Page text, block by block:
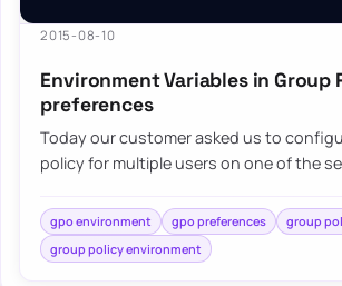
2015-08-10
Environment Variables in Group
preferences
Today our customer asked us to
policy for multiple users on one of the
gpo environment gpo preferences
group
group policy environment